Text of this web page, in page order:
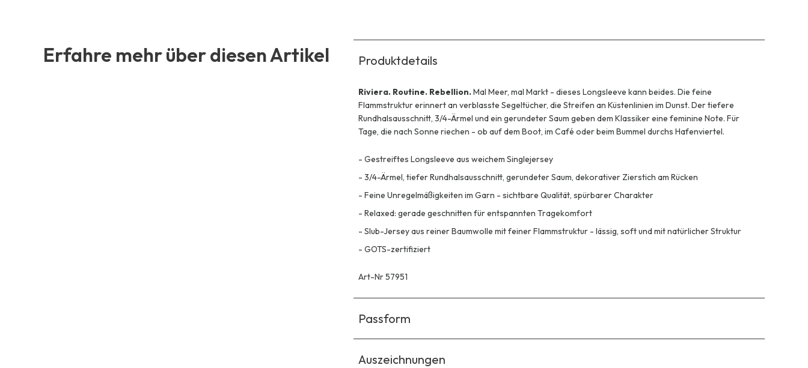
Erfahre mehr über diesen Artikel Produktdetails
Riviera. Routine. Rebellion.Mal Meer, mal Markt - dieses Longsleeve kann beides. Die feine
Flammstruktur erinnert an verblasste Segeltücher, die Streifen an Küstenlinien im Dunst. Der tiefere
Rundhalsausschnitt, 3/4-Ärmel und ein gerundeter Saum geben dem Klassiker eine feminine Note. Für
Tage, die nach Sonne riechen - ob auf dem Boot, im Café oder beim Bummel durchs Hafenviertel.
- Gestreiftes Longsleeve aus weichem Singlejersey
- 3/4-Ärmel, tiefer Rundhalsausschnitt, gerundeter Saum, dekorativer Zierstich am Rücken
- Feine Unregelmäßigkeiten im Garn - sichtbare Qualität, spürbarer Charakter
- Relaxed: gerade geschnitten für entspannten Tragekomfort
- Slub-Jersey aus reiner Baumwolle mit feiner Flammstruktur - lässig, soft und mit natürlicher Struktur
- GOTS-zertifiziert
Art-Nr 57951
Passform
Auszeichnungen